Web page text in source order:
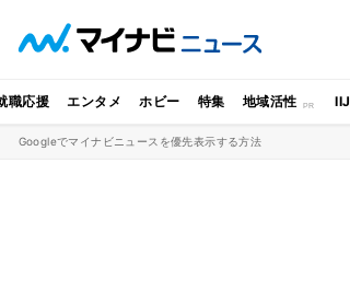
職応援 エンタメ ホビー 特集 地域活性 IIJ
Googleでマイナビニュースを優先表示する方法